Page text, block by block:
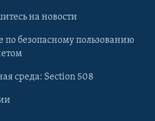
на новости
по безопасному пользованию
среда: Section 508